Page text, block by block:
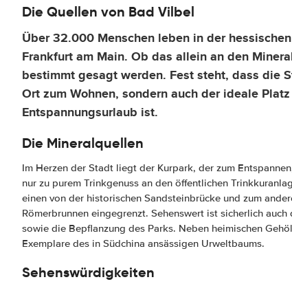
Die Quellen von Bad Vilbel
Über 32.000 Menschen leben in der
Frankfurt am Main. Ob das allein an den
bestimmt gesagt werden. Fest steht, dass die
Ort zum Wohnen, sondern auch der ideale
Entspannungsurlaub ist.
Die Mineralquellen
Im Herzen der Stadt liegt der Kurpark, der zum
nur zu purem Trinkgenuss an den öffentlichen
einen von der historischen Sandsteinbrücke und zum
Römerbrunnen eingegrenzt. Sehenswert ist sicherlich
sowie die Bepflanzung des Parks. Neben heimischen
Exemplare des in Südchina ansässigen Urweltbaums.
Sehenswürdigkeiten